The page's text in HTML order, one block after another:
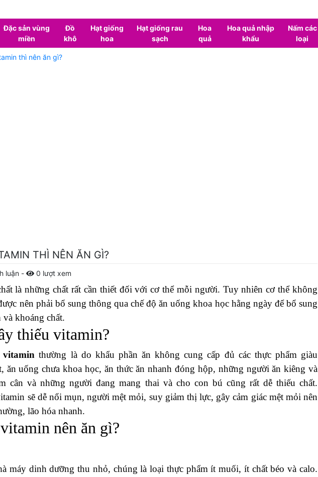
Đặc sản vùng
miền
Đồ
khô
Hạt giống
hoa
Hạt giống rau
sạch
Hoa
quả
Hoa quả nhập
khẩu
Nấm các
loại
thì nên ăn gì?
THÌ NÊN ĂN GÌ?
luận - 0 lượt xem
là những chất rất cần thiết đối với cơ thể mỗi người. Tuy nhiên cơ thể không
nên phải bổ sung thông qua chế độ ăn uống khoa học hằng ngày để bổ sung
khoáng chất.
thiếu vitamin?
thường là do khẩu phần ăn không cung cấp đủ các thực phẩm giàu
ăn uống chưa khoa học, ăn thức ăn nhanh đóng hộp, những người ăn kiêng và
cân và những người đang mang thai và cho con bú cũng rất dễ thiếu chất.
sẽ dễ nổi mụn, người mệt mỏi, suy giảm thị lực, gây cảm giác mệt mỏi nên
lão hóa nhanh.
nên ăn gì?
máy dinh dưỡng thu nhỏ, chúng là loại thực phẩm ít muối, ít chất béo và calo.